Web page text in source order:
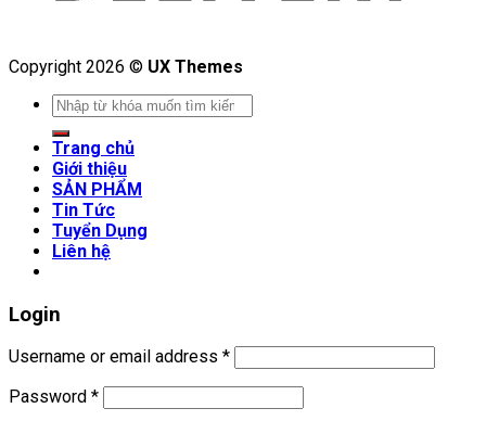
Copyright 2026 © UX Themes
Search
for:
Trang chủ
Giới thiệu
SẢN PHẨM
Tin Tức
Tuyển Dụng
Liên hệ
Login
Username or email address *
Password *